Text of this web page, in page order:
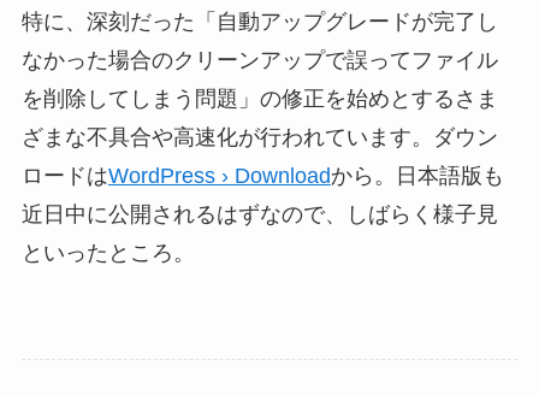
特に、深刻だった「自動アップグレードが完了し
なかった場合のクリーンアップで誤ってファイル
を削除してしまう問題」の修正を始めとするさま
ざまな不具合や高速化が行われています。ダウン
ロードはWordPress › Downloadから。日本語版も
近日中に公開されるはずなので、しばらく様子見
といったところ。